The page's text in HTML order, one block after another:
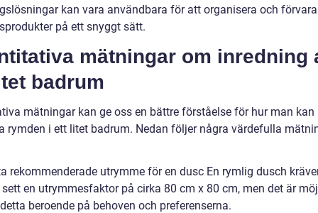
kan vara användbara för att organisera och
på ett snyggt sätt.
mätningar om inredning
badrum
mätningar kan ge oss en bättre förståelse för hur man kan
rymden i ett litet badrum. Nedan följer några värdefulla
rekommenderade utrymme för en dusc En rymlig dusch
en utrymmesfaktor på cirka 80 cm x 80 cm, men det är
beroende på behoven och preferenserna.